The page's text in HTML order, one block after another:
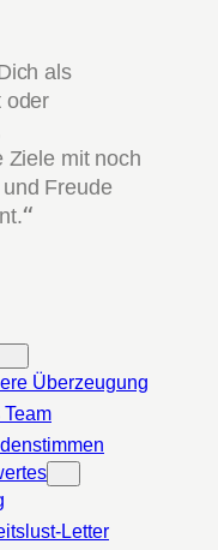
als
oder
Ziele mit noch
Freude
“
Überzeugung
Team
Letter